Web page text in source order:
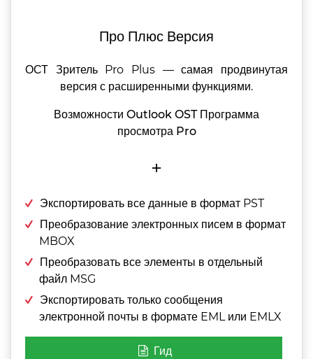
Про Плюс Версия
ОСТ Зритель Pro Plus — самая продвинутая
версия с расширенными функциями.
Возможности Outlook OST Программа
просмотра Pro
+
Экспортировать все данные в формат PST
Преобразование электронных писем в формат
MBOX
Преобразовать все элементы в отдельный
файл MSG
Экспортировать только сообщения
электронной почты в формате EML или EMLX
Гид